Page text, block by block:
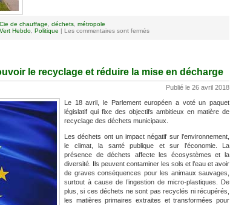
Cie de chauffage déchets métropole
Hebdo Politique | Les commentaires sont fermés
le recyclage et réduire la mise en décharge
Publié le 26 avril 2018
Le 18 avril, le Parlement européen a voté un paquet
législatif qui fixe des objectifs ambitieux en matière de
recyclage des déchets municipaux.
Les déchets ont un impact négatif sur l’environnement,
le climat, la santé publique et sur l’économie. La
présence de déchets affecte les écosystèmes et la
diversité. Ils peuvent contaminer les sols et l’eau et avoir
de graves conséquences pour les animaux sauvages,
surtout à cause de l’ingestion de micro-plastiques. De
plus, si ces déchets ne sont pas recyclés ni récupérés,
les matières primaires extraites et transformées pour